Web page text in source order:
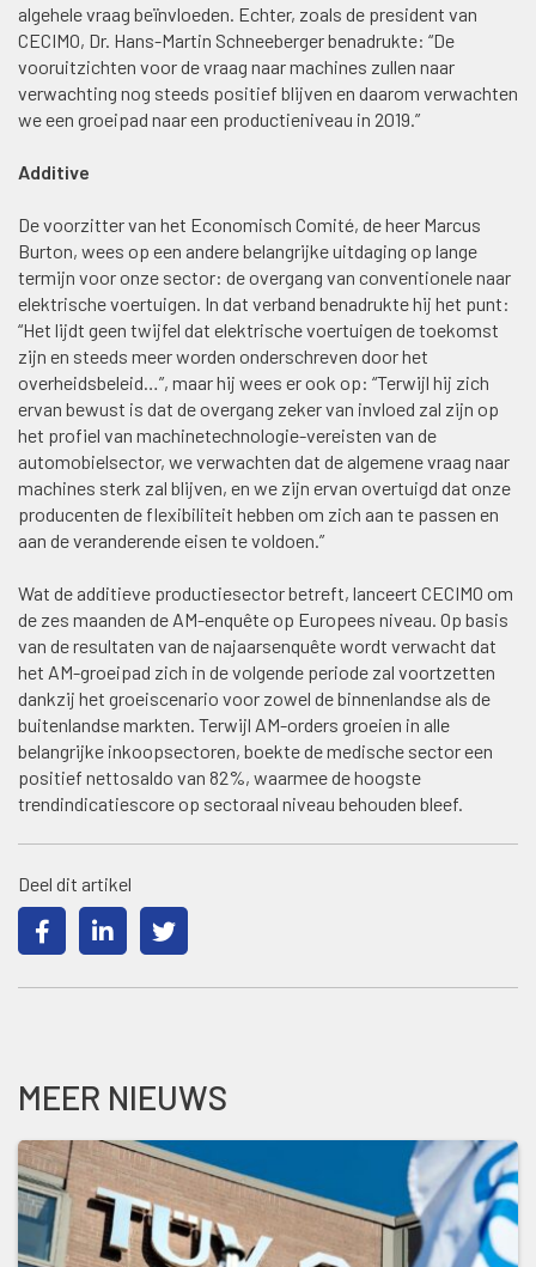
algehele vraag beïnvloeden. Echter, zoals de president van
CECIMO, Dr. Hans-Martin Schneeberger benadrukte: “De
vooruitzichten voor de vraag naar machines zullen naar
verwachting nog steeds positief blijven en daarom verwachten
we een groeipad naar een productieniveau in 2019.”
Additive
De voorzitter van het Economisch Comité, de heer Marcus
Burton, wees op een andere belangrijke uitdaging op lange
termijn voor onze sector: de overgang van conventionele naar
elektrische voertuigen. In dat verband benadrukte hij het punt:
“Het lijdt geen twijfel dat elektrische voertuigen de toekomst
zijn en steeds meer worden onderschreven door het
overheidsbeleid…”, maar hij wees er ook op: “Terwijl hij zich
ervan bewust is dat de overgang zeker van invloed zal zijn op
het profiel van machinetechnologie-vereisten van de
automobielsector, we verwachten dat de algemene vraag naar
machines sterk zal blijven, en we zijn ervan overtuigd dat onze
producenten de flexibiliteit hebben om zich aan te passen en
aan de veranderende eisen te voldoen.”
Wat de additieve productiesector betreft, lanceert CECIMO om
de zes maanden de AM-enquête op Europees niveau. Op basis
van de resultaten van de najaarsenquête wordt verwacht dat
het AM-groeipad zich in de volgende periode zal voortzetten
dankzij het groeiscenario voor zowel de binnenlandse als de
buitenlandse markten. Terwijl AM-orders groeien in alle
belangrijke inkoopsectoren, boekte de medische sector een
positief nettosaldo van 82%, waarmee de hoogste
trendindicatiescore op sectoraal niveau behouden bleef.
Deel dit artikel
MEER NIEUWS